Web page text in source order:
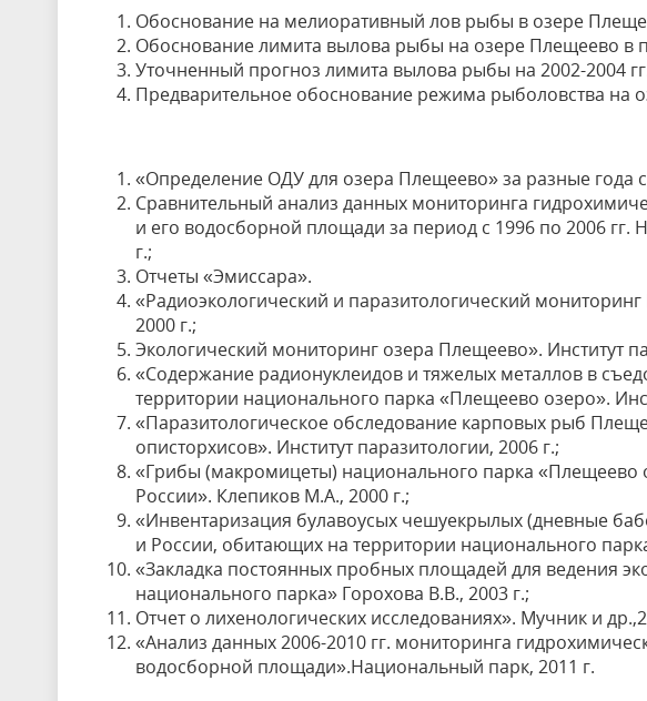
Обоснование на мелиоративный лов рыбы в озере
Обоснование лимита вылова рыбы на озере Плещеево в
Уточненный прогноз лимита вылова рыбы на 2002-2004
Предварительное обоснование режима рыболовства на
«Определение ОДУ для озера Плещеево» за разные года
Сравнительный анализ данных мониторинга
и его водосборной площади за период с 1996 по 2006
г.;
Отчеты «Эмиссара».
«Радиоэкологический и паразитологический
2000 г.;
Экологический мониторинг озера Плещеево». Институт
«Содержание радионуклеидов и тяжелых металлов в
территории национального парка «Плещеево озеро».
«Паразитологическое обследование карповых рыб
описторхисов». Институт паразитологии, 2006 г.;
«Грибы (макромицеты) национального парка «Плещеево
России». Клепиков М.А., 2000 г.;
«Инвентаризация булавоусых чешуекрылых (дневные
и России, обитающих на территории национального
«Закладка постоянных пробных площадей для ведения
национального парка» Горохова В.В., 2003 г.;
Отчет о лихенологических исследованиях». Мучник и
«Анализ данных 2006-2010 гг. мониторинга
водосборной площади».Национальный парк, 2011 г.